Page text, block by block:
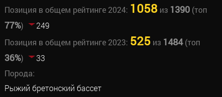
Позиция в общем рейтинге 2024: 1058из 1390(топ
77%)
249
Позиция в общем рейтинге 2023: 525из 1484(топ
36%)
33
Порода:
Рыжий бретонский бассет